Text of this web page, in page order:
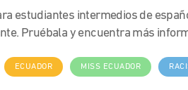
estudiantes intermedios de
Pruébala y encuentra más
ECUADOR MISS ECUADOR